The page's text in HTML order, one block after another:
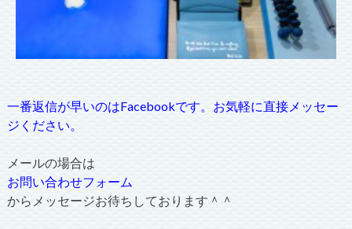
一番返信が早いのはFacebookです。お気軽に直接メッセー
ジください。
メールの場合は
お問い合わせフォーム
からメッセージお待ちしております＾＾